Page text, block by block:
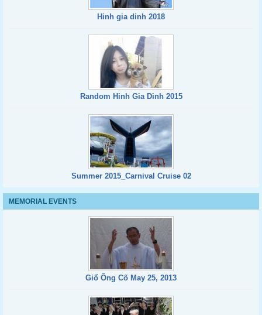
Hinh gia dinh 2018
Random Hinh Gia Dinh 2015
Summer 2015_Carnival Cruise 02
MEMORIAL EVENTS
Giổ Ông Cố May 25, 2013